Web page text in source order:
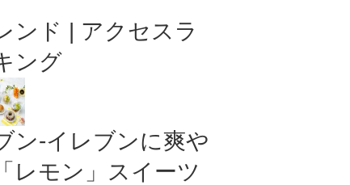
ンド | アクセスラ
ング
ン‐イレブンに爽や
レモン」スイーツ